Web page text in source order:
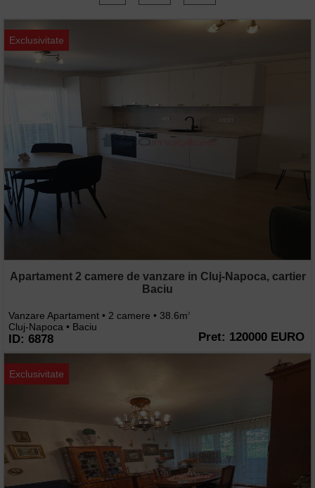
Exclusivitate
Apartament 2 camere de vanzare in Cluj-Napoca, cartier
Baciu
Vanzare Apartament • 2 camere • 38.6m2
Cluj-Napoca • Baciu
ID: 6878 Pret: 120000 EURO
Exclusivitate